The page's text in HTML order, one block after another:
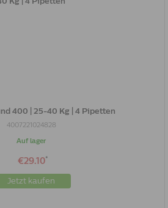
400 | 25-40 Kg | 4 Pipetten
4007221024828
Auf lager
€29.10*
Jetzt kaufen